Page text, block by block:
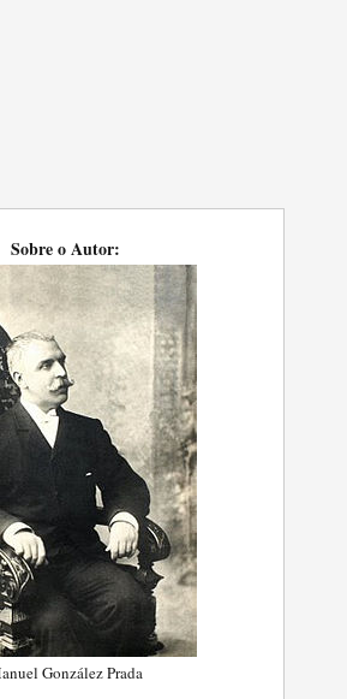
Sobre o Autor:
González Prada